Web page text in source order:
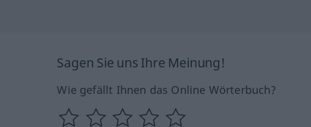
Sagen Sie uns Ihre Meinung!
Wie gefällt Ihnen das Online Wörterbuch?